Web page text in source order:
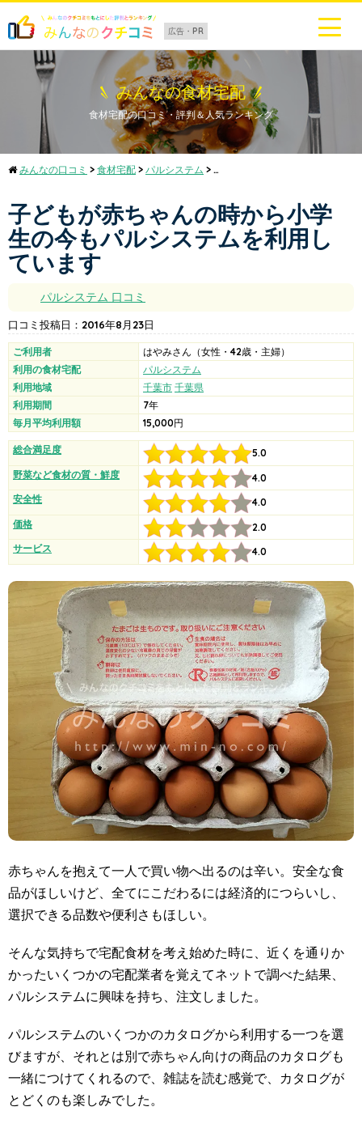
広告・PR
みんなの食材宅配
食材宅配の口コミ・評判＆人気ランキング
みんなの口コミ > 食材宅配 > パルシステム > 子どもが赤ちゃんの時から小学
子どもが赤ちゃんの時から小学
生の今もパルシステムを利用し
ています
パルシステム 口コミ
口コミ投稿日： 2016年8月23日
ご利用者 はやみさん （女性・42歳・主婦）
利用の食材宅配
パルシステム
利用地域
千葉市 千葉県
利用期間
7年
毎月平均利用額
15,000円
総合満足度
5.0
野菜など食材の質・鮮度
4.0
安全性
4.0
価格
2.0
サービス
4.0
赤ちゃんを抱えて一人で買い物へ出るのは辛い。安全な食
品がほしいけど、全てにこだわるには経済的につらいし、
選択できる品数や便利さもほしい。
そんな気持ちで宅配食材を考え始めた時に、近くを通りか
かったいくつかの宅配業者を覚えてネットで調べた結果、
パルシステムに興味を持ち、注文しました。
パルシステムのいくつかのカタログから利用する一つを選
びますが、それとは別で赤ちゃん向けの商品のカタログも
一緒につけてくれるので、雑誌を読む感覚で、カタログが
とどくのも楽しみでした。